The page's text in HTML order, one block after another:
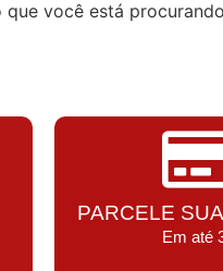
que você está
PARCELE
Em até